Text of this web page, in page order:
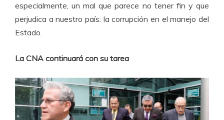
especialmente, un mal que parece no tener fin y que
perjudica a nuestro país: la corrupción en el manejo del
Estado.
La CNA continuará con su tarea